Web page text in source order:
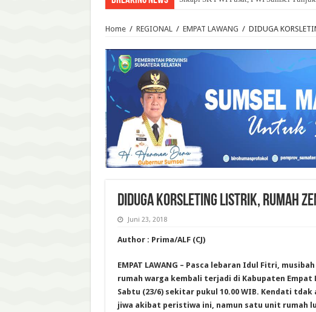
Home / REGIONAL / EMPAT LAWANG / DIDUGA
DIDUGA KORSLETING LISTRIK, RUMAH
Juni 23, 2018
Author : Prima/ALF (CJ)
EMPAT LAWANG – Pasca lebaran Idul Fitri,
rumah warga kembali terjadi di Kabupaten Empat
Sabtu (23/6) sekitar pukul 10.00 WIB. Kendati tdak
jiwa akibat peristiwa ini, namun satu unit rumah